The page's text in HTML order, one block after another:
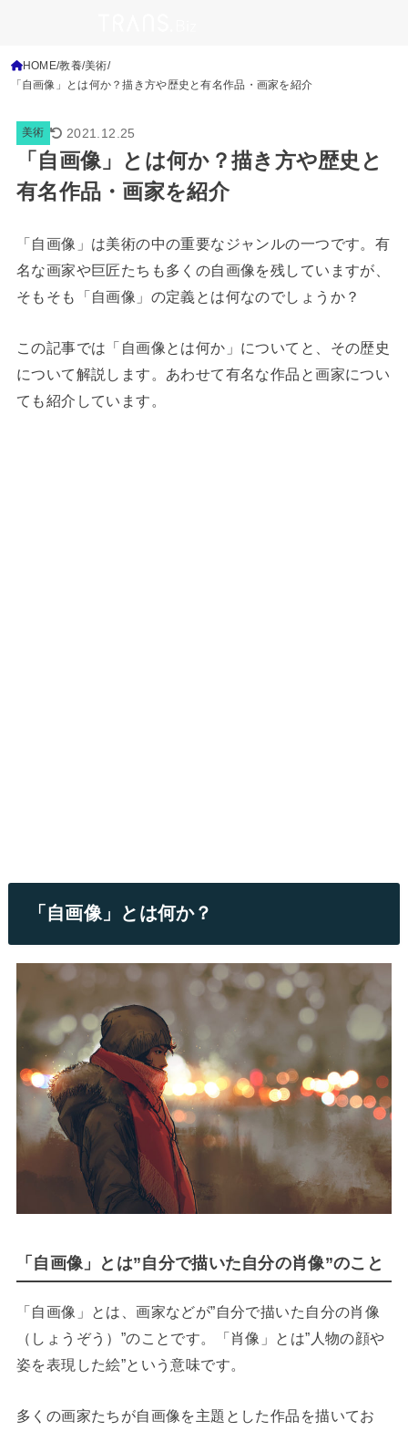
HOME 教養 美術
「自画像」とは何か？描き方や歴史と有名作品・画家を紹介
美術 2021.12.25
「自画像」とは何か？描き方や歴史と
有名作品・画家を紹介
「自画像」は美術の中の重要なジャンルの一つです。有
名な画家や巨匠たちも多くの自画像を残していますが、
そもそも「自画像」の定義とは何なのでしょうか？
この記事では「自画像とは何か」についてと、その歴史
について解説します。あわせて有名な作品と画家につい
ても紹介しています。
「自画像」とは何か？
「自画像」とは”自分で描いた自分の肖像”のこと
「自画像」とは、画家などが”自分で描いた自分の肖像
（しょうぞう）”のことです。「肖像」とは”人物の顔や
姿を表現した絵”という意味です。
多くの画家たちが自画像を主題とした作品を描いてお